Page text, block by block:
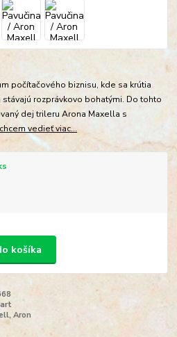
počítačového biznisu, kde sa krútia
rozprávkovo bohatými. Do tohto
dej trileru Arona Maxella s
chcem vedieť viac...
košíka
Aron